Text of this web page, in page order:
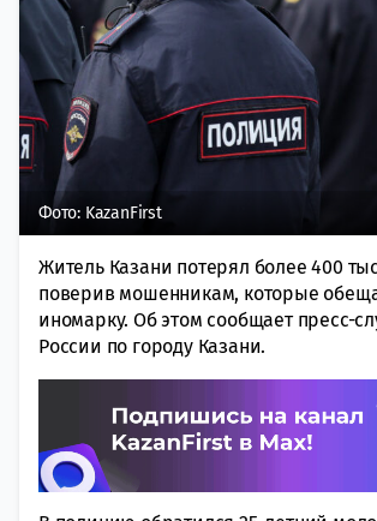
Фото: KazanFirst
Житель Казани потерял более 400
поверив мошенникам, которые
иномарку. Об этом сообщает пресс-
России по городу Казани.